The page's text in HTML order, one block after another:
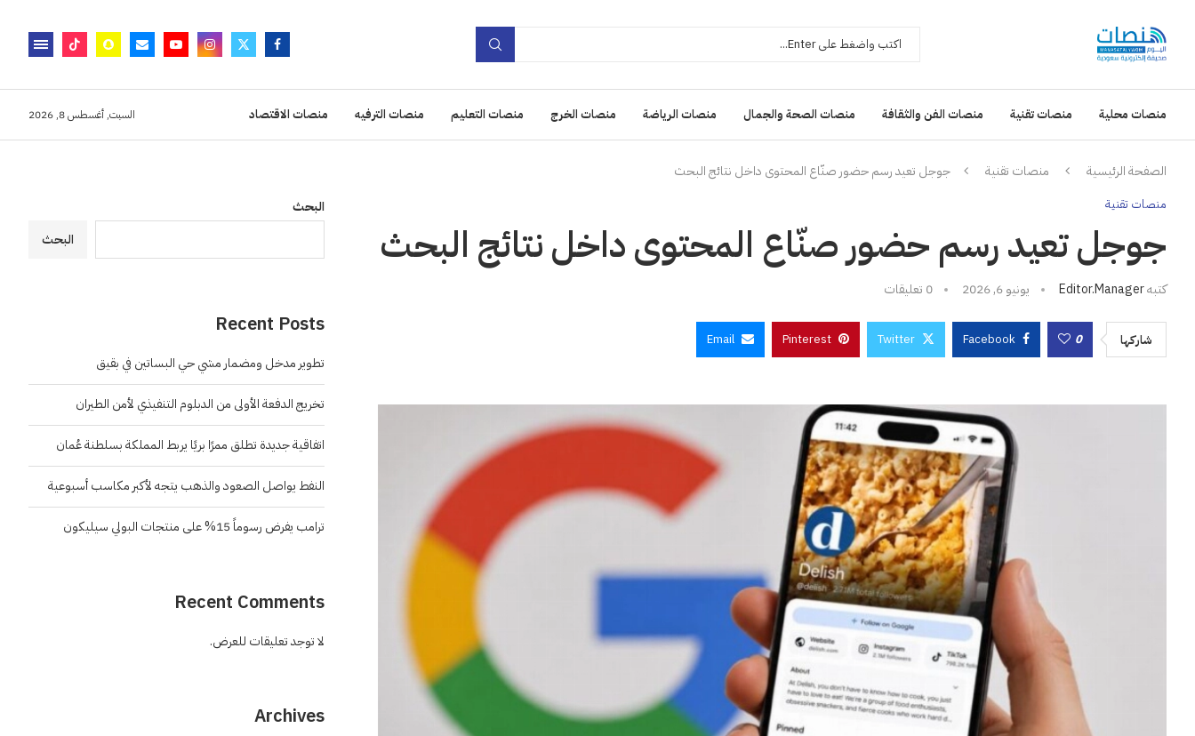
منصات محلية منصات تقنية منصات الفن والثقافة منصات الصحة والجمال منصات الرياضة منصات الخرج منصات التعليم منصات الترفيه منصات الاقتصاد السبت, أغسطس 8, 2026
الصفحة الرئيسية منصات تقنية جوجل تعيد رسم حضور صنّاع المحتوى داخل نتائج البحث
منصات تقنية
جوجل تعيد رسم حضور صنّاع المحتوى داخل نتائج البحث
كتبهEditor.manager يونيو 6, 2026 0 تعليقات
شاركها 0
Facebook
Twitter
Pinterest
Email
البحث
البحث
Recent Posts
تطوير مدخل ومضمار مشي حي البساتين في بقيق
تخريج الدفعة الأولى من الدبلوم التنفيذي لأمن الطيران
اتفاقية جديدة تطلق ممرًا بريًا يربط المملكة بسلطنة عُمان
النفط يواصل الصعود والذهب يتجه لأكبر مكاسب أسبوعية
ترامب يفرض رسوماً 15% على منتجات البولي سيليكون
Recent Comments
لا توجد تعليقات للعرض.
Archives